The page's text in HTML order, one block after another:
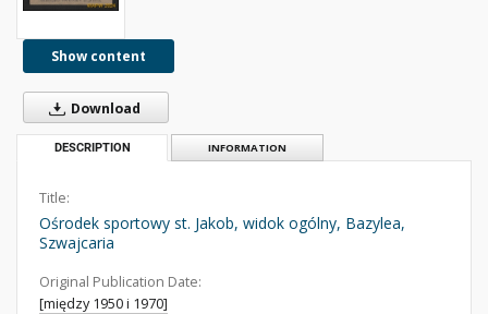
Show content
Download
DESCRIPTION INFORMATION
Title:
Ośrodek sportowy st. Jakob, widok ogólny, Bazylea,
Szwajcaria
Original Publication Date:
[między 1950 i 1970]